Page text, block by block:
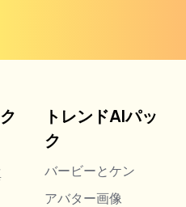
トレンドAIパッ
ク
バービーとケン
アバター画像